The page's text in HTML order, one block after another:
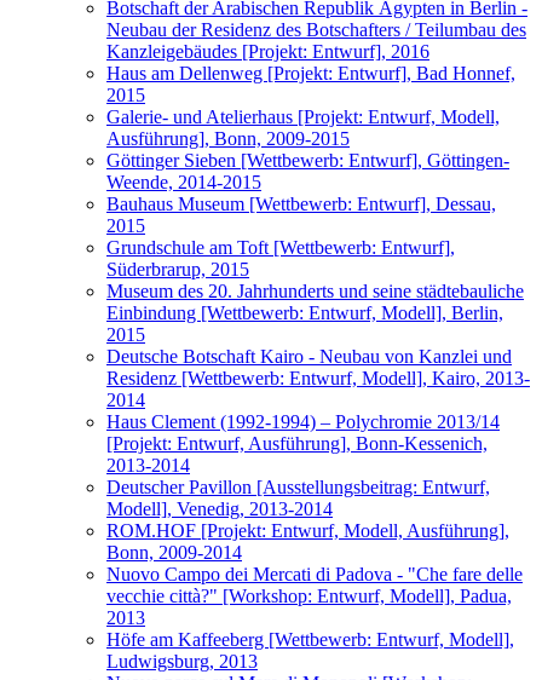
Botschaft der Arabischen Republik Ägypten in Berlin -
Neubau der Residenz des Botschafters / Teilumbau des
Kanzleigebäudes [Projekt: Entwurf], 2016
Haus am Dellenweg [Projekt: Entwurf], Bad Honnef,
2015
Galerie- und Atelierhaus [Projekt: Entwurf, Modell,
Ausführung], Bonn, 2009-2015
Göttinger Sieben [Wettbewerb: Entwurf], Göttingen-
Weende, 2014-2015
Bauhaus Museum [Wettbewerb: Entwurf], Dessau,
2015
Grundschule am Toft [Wettbewerb: Entwurf],
Süderbrarup, 2015
Museum des 20. Jahrhunderts und seine städtebauliche
Einbindung [Wettbewerb: Entwurf, Modell], Berlin,
2015
Deutsche Botschaft Kairo - Neubau von Kanzlei und
Residenz [Wettbewerb: Entwurf, Modell], Kairo, 2013-
2014
Haus Clement (1992-1994) – Polychromie 2013/14
[Projekt: Entwurf, Ausführung], Bonn-Kessenich,
2013-2014
Deutscher Pavillon [Ausstellungsbeitrag: Entwurf,
Modell], Venedig, 2013-2014
ROM.HOF [Projekt: Entwurf, Modell, Ausführung],
Bonn, 2009-2014
Nuovo Campo dei Mercati di Padova - "Che fare delle
vecchie città?" [Workshop: Entwurf, Modell], Padua,
2013
Höfe am Kaffeeberg [Wettbewerb: Entwurf, Modell],
Ludwigsburg, 2013